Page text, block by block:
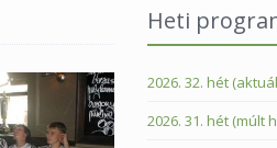
Heti
2026. 32. hét
2026. 31. hét (múlt